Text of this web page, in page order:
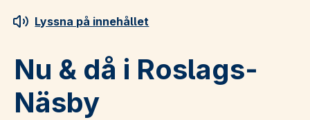
Arkivmaterial
Lyssna på innehållet
Nu & då i Roslags-
Näsby